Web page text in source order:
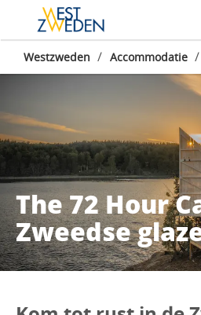
Westzweden / Accommodatie /
The 72 Hour
Zweedse